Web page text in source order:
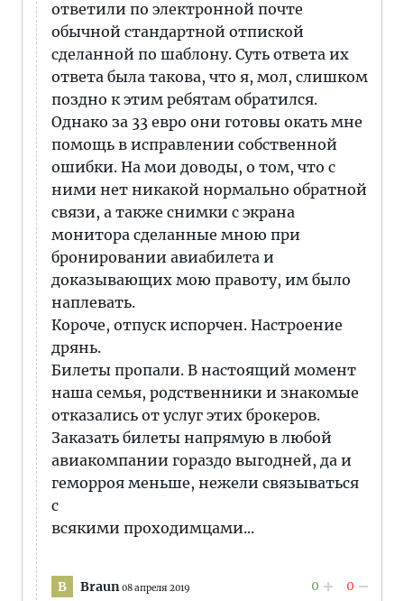
ответили по электронной почте
обычной стандартной отпиской
сделанной по шаблону. Суть ответа их
ответа была такова, что я, мол, слишком
поздно к этим ребятам обратился.
Однако за 33 евро они готовы окать мне
помощь в исправлении собственной
ошибки. На мои доводы, о том, что с
ними нет никакой нормально обратной
связи, а также снимки с экрана
монитора сделанные мною при
бронировании авиабилета и
доказывающих мою правоту, им было
наплевать.
Короче, отпуск испорчен. Настроение
дрянь.
Билеты пропали. В настоящий момент
наша семья, родственники и знакомые
отказались от услуг этих брокеров.
Заказать билеты напрямую в любой
авиакомпании гораздо выгодней, да и
геморроя меньше, нежели связываться
с
всякими проходимцами...
B Braun 08 апреля 2019 0 0